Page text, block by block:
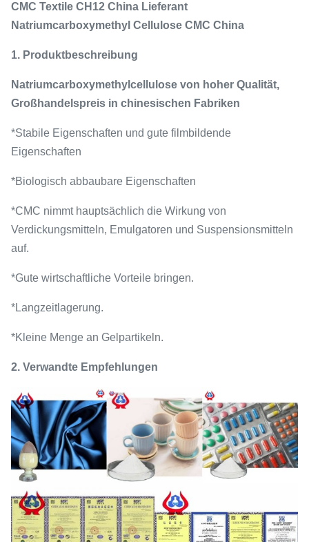
CMC Textile CH12 China Lieferant
Natriumcarboxymethyl Cellulose CMC China
1. Produktbeschreibung
Natriumcarboxymethylcellulose von hoher Qualität,
Großhandelspreis in chinesischen Fabriken
*Stabile Eigenschaften und gute filmbildende
Eigenschaften
*Biologisch abbaubare Eigenschaften
*CMC nimmt hauptsächlich die Wirkung von
Verdickungsmitteln, Emulgatoren und Suspensionsmitteln
auf.
*Gute wirtschaftliche Vorteile bringen.
*Langzeitlagerung.
*Kleine Menge an Gelpartikeln.
2. Verwandte Empfehlungen